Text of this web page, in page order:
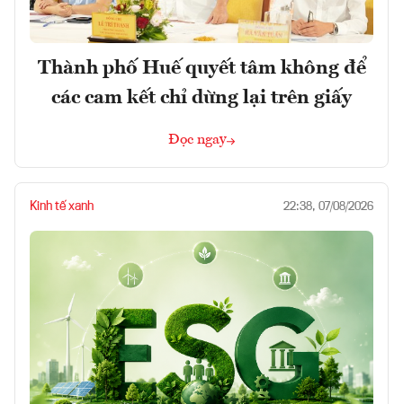
Thành phố Huế quyết tâm không để
các cam kết chỉ dừng lại trên giấy
Đọc ngay
Kinh tế xanh 22:38, 07/08/2026